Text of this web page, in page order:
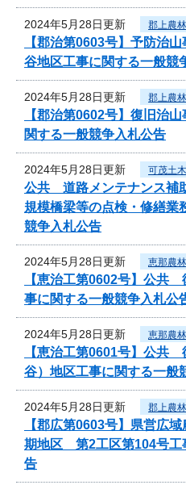
2024年5月28日更新 郡上農
【郡治第0603号】予防治
谷地区工事に関する一般競
2024年5月28日更新 郡上農
【郡治第0602号】復旧治
関する一般競争入札公告
2024年5月28日更新 可茂土
公共 道路メンテナンス
規模橋梁等の点検・修繕
競争入札公告
2024年5月28日更新 恵那農
【恵治工第0602号】公
事に関する一般競争入札公
2024年5月28日更新 恵那農
【恵治工第0601号】公共
谷）地区工事に関する一般
2024年5月28日更新 郡上農
【郡広第0603号】県営広
期地区 第2工区第104号工
告